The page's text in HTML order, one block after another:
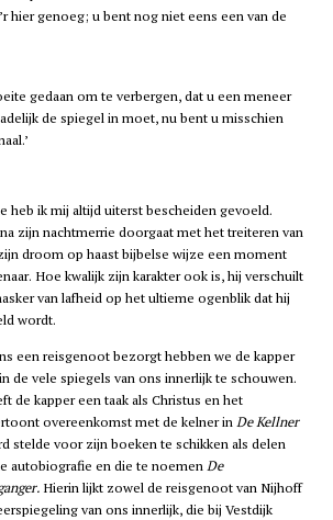
hier genoeg; u bent nog niet eens een van de
gedaan om te verbergen, dat u een meneer
de spiegel in moet, nu bent u misschien
heb ik mij altijd uiterst bescheiden gevoeld.
zijn nachtmerrie doorgaat met het treiteren van
droom op haast bijbelse wijze een moment
Hoe kwalijk zijn karakter ook is, hij verschuilt
van lafheid op het ultieme ogenblik dat hij
wordt.
een reisgenoot bezorgt hebben we de kapper
de vele spiegels van ons innerlijk te schouwen.
de kapper een taak als Christus en het
overeenkomst met de kelner inDe Kellner
stelde voor zijn boeken te schikken als delen
autobiografie en die te noemenDe
Hierin lijkt zowel de reisgenoot van Nijhoff
van ons innerlijk, die bij Vestdijk